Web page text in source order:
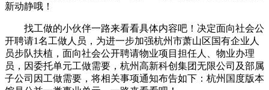
新动静哦！
找工做的小伙伴一路来看看具体内容吧！决定面向社会公
开聘请1名工做人员，为进一步加强杭州市萧山区国有企业人
员步队扶植，面向社会公开聘请物业项目担任人、物业办理
员，因委托单元工做需要，杭州高新科创集团无限公司及部属
子公司因工做需要，将相关事项通知布告如下：杭州国度版本